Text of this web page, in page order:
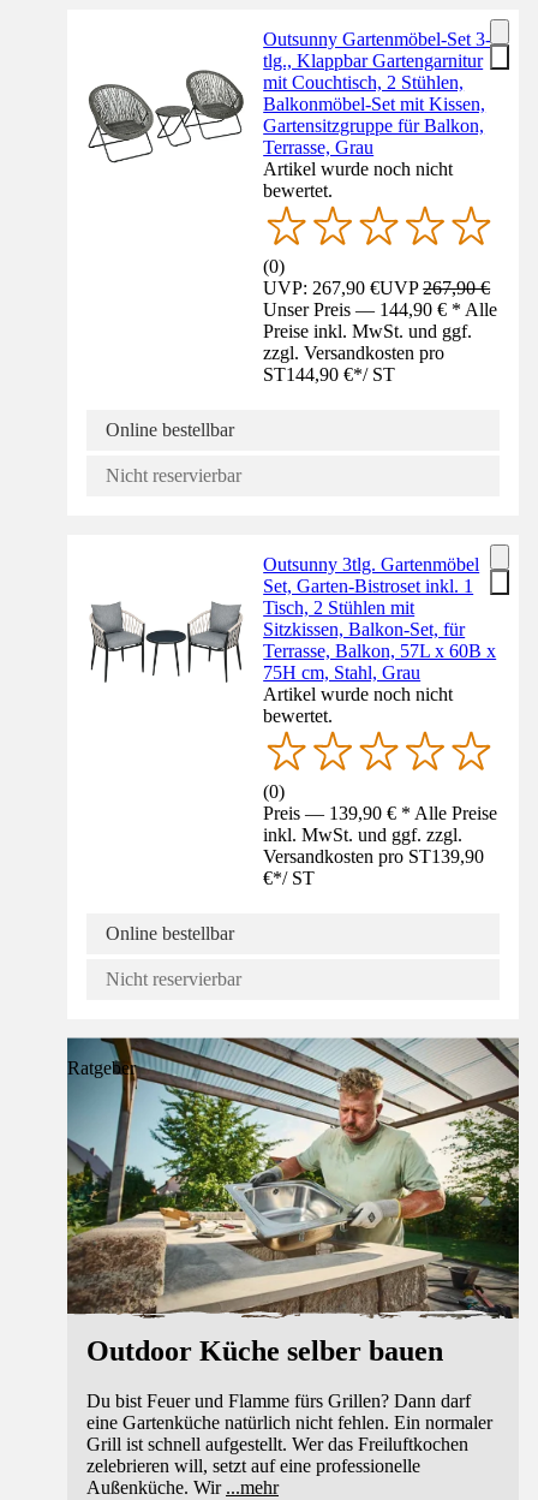
Outsunny Gartenmöbel-Set 3-
tlg., Klappbar Gartengarnitur
mit Couchtisch, 2 Stühlen,
Balkonmöbel-Set mit Kissen,
Gartensitzgruppe für Balkon,
Terrasse, Grau
Artikel wurde noch nicht
bewertet.
(0)
UVP: 267,90 €UVP267,90 €
Unser Preis — 144,90 € * Alle
Preise inkl. MwSt. und ggf.
zzgl. Versandkosten pro
ST144,90 €*/ ST
Online bestellbar
Nicht reservierbar
Outsunny 3tlg. Gartenmöbel
Set, Garten-Bistroset inkl. 1
Tisch, 2 Stühlen mit
Sitzkissen, Balkon-Set, für
Terrasse, Balkon, 57L x 60B x
75H cm, Stahl, Grau
Artikel wurde noch nicht
bewertet.
(0)
Preis — 139,90 € * Alle Preise
inkl. MwSt. und ggf. zzgl.
Versandkosten pro ST139,90
€*/ ST
Online bestellbar
Nicht reservierbar
Ratgeber
Outdoor Küche selber bauen
Du bist Feuer und Flamme fürs Grillen? Dann darf
eine Gartenküche natürlich nicht fehlen. Ein normaler
Grill ist schnell aufgestellt. Wer das Freiluftkochen
zelebrieren will, setzt auf eine professionelle
Außenküche. Wir ...mehr